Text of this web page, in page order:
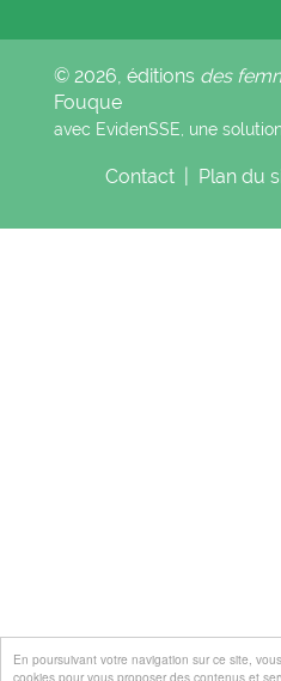
En poursuivant votre navigation sur ce site,
cookies pour vous proposer des contenus et
© 2026, éditions des
Fouque
avec EvidenSSE, une
Contact Plan du